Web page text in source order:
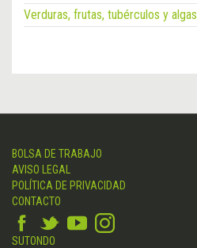
Verduras, frutas, tubérculos y algas
BOLSA DE TRABAJO
AVISO LEGAL
POLÍTICA DE PRIVACIDAD
CONTACTO
SUTONDO